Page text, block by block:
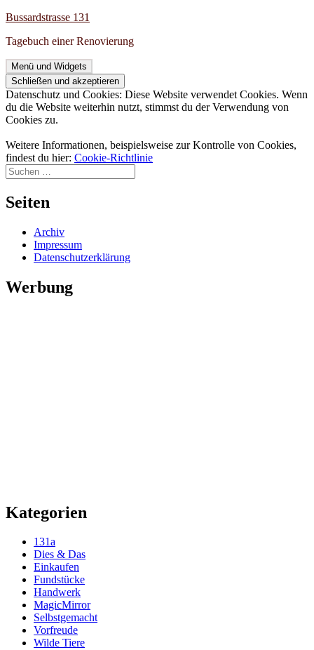
Zum
springen
Bussardstrasse 131
Tagebuch einer Renovierung
Menü und Widgets
Datenschutz und Cookies: Diese Website verwendet Cookies. Wenn
du die Website weiterhin nutzt, stimmst du der Verwendung von
Cookies zu.
Weitere Informationen, beispielsweise zur Kontrolle von Cookies,
findest du hier: Cookie-Richtlinie
Suchen
nach:
Seiten
Archiv
Impressum
Datenschutzerklärung
Werbung
Kategorien
131a
Dies & Das
Einkaufen
Fundstücke
Handwerk
MagicMirror
Selbstgemacht
Vorfreude
Wilde Tiere